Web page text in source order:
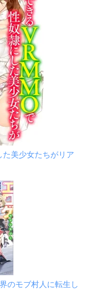
美少女たちがリア
のモブ村人に転生し